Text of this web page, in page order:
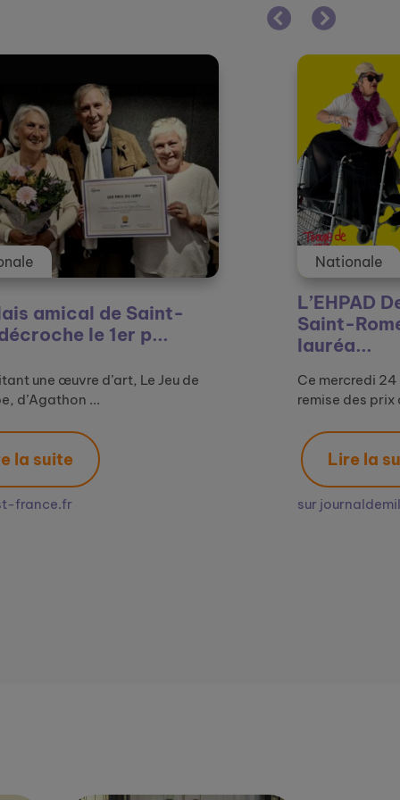
Nationale
L’EHPAD Denis Affre de
Saint-Rome-de-Tarn
lauréa...
Ce mercredi 24 septembre avait lieu la
remise des prix de la d...